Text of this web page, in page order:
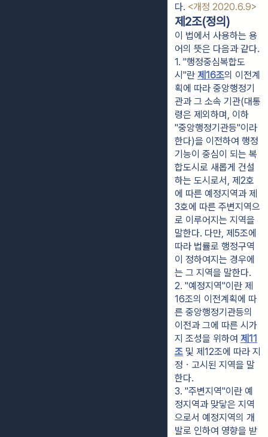
다. <개정 2020.6.9>
제2조(정의)
이 법에서 사용하는 용
어의 뜻은 다음과 같다.
1. "행정중심복합도
시"란 제16조의 이전계
획에 따라 중앙행정기
관과 그 소속 기관(대통
령은 제외하며, 이하
"중앙행정기관등"이라
한다)을 이전하여 행정
기능이 중심이 되는 복
합도시로 새롭게 건설
하는 도시로서, 제2호
에 따른 예정지역과 제
3호에 따른 주변지역으
로 이루어지는 지역을
말한다. 다만, 제5조에
따라 법률로 행정구역
이 정하여지는 경우에
는 그 지역을 말한다.
2. "예정지역"이란 제
16조의 이전계획에 따
른 중앙행정기관등의
이전과 그에 따른 시가
지 조성을 위하여 제11
조 및 제12조에 따라 지
정ㆍ고시된 지역을 말
한다.
3. "주변지역"이란 예
정지역과 맞닿은 지역
으로서 예정지역의 개
발로 인하여 영향을 받